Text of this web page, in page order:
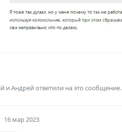
иАндрейответили на это сообщение.
16 мар 2023